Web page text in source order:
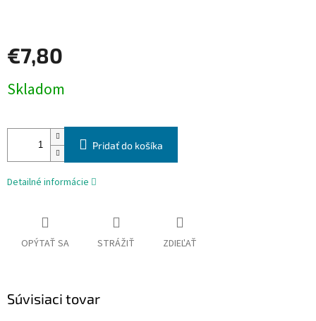
€7,80
cena:
Skladom
Pridať do košíka
Detailné informácie
OPÝTAŤ SA STRÁŽIŤ ZDIEĽAŤ
Súvisiaci tovar